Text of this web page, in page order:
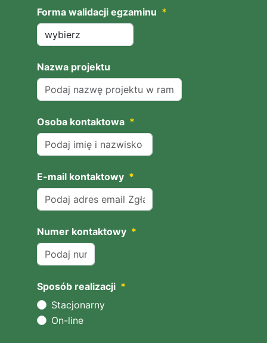
Forma walidacji egzaminu *
Nazwa projektu
Osoba kontaktowa *
E-mail kontaktowy *
Numer kontaktowy *
Sposób realizacji *
Stacjonarny
On-line